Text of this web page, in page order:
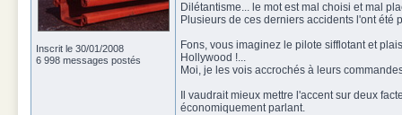
Inscrit le 30/01/2008
6 998 messages postés
Dilétantisme... le mot est mal choisi et mal
Plusieurs de ces derniers accidents l'ont
Fons, vous imaginez le pilote sifflotant et
Hollywood !...
Moi, je les vois accrochés à leurs
Il vaudrait mieux mettre l'accent sur deux
économiquement parlant.